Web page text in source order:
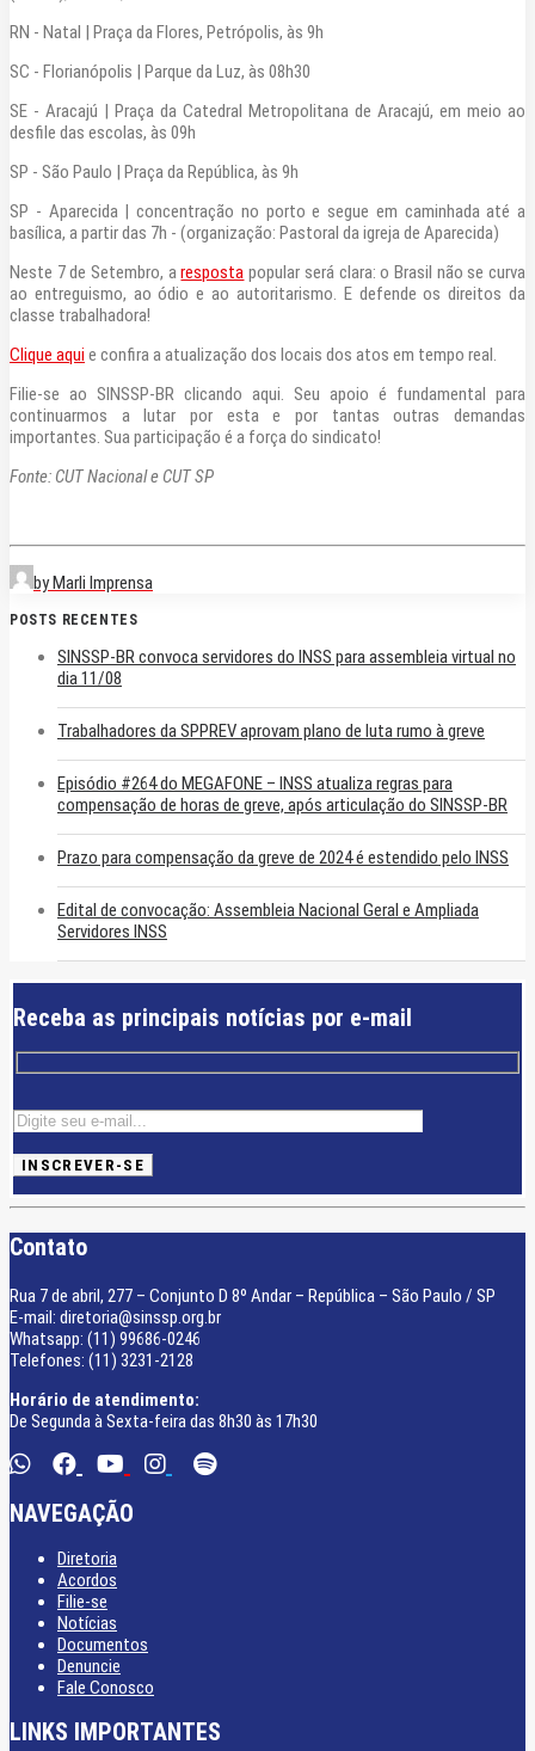
RN - Natal | Praça da Flores, Petrópolis, às 9h
SC - Florianópolis | Parque da Luz, às 08h30
SE - Aracajú | Praça da Catedral Metropolitana de Aracajú, em meio ao
desfile das escolas, às 09h
SP - São Paulo | Praça da República, às 9h
SP - Aparecida | concentração no porto e segue em caminhada até a
basílica, a partir das 7h - (organização: Pastoral da igreja de Aparecida)
Neste 7 de Setembro, aresposta popular será clara: o Brasil não se curva
ao entreguismo, ao ódio e ao autoritarismo. E defende os direitos da
classe trabalhadora!
Clique aqui e confira a atualização dos locais dos atos em tempo real.
Filie-se ao SINSSP-BR clicando aqui. Seu apoio é fundamental para
continuarmos a lutar por esta e por tantas outras demandas
importantes. Sua participação é a força do sindicato!
Fonte: CUT Nacional e CUT SP
by Marli Imprensa
POSTS RECENTES
SINSSP-BR convoca servidores do INSS para assembleia virtual no
dia 11/08
Trabalhadores da SPPREV aprovam plano de luta rumo à greve
Episódio #264 do MEGAFONE – INSS atualiza regras para
compensação de horas de greve, após articulação do SINSSP-BR
Prazo para compensação da greve de 2024 é estendido pelo INSS
Edital de convocação: Assembleia Nacional Geral e Ampliada
Servidores INSS
Receba as principais notícias por e-mail
Contato
Rua 7 de abril, 277 – Conjunto D 8º Andar – República – São Paulo / SP
E-mail: diretoria@sinssp.org.br
Whatsapp: (11) 99686-0246
Telefones: (11) 3231-2128
Horário de atendimento:
De Segunda à Sexta-feira das 8h30 às 17h30
NAVEGAÇÃO
Diretoria
Acordos
Filie-se
Notícias
Documentos
Denuncie
Fale Conosco
LINKS IMPORTANTES